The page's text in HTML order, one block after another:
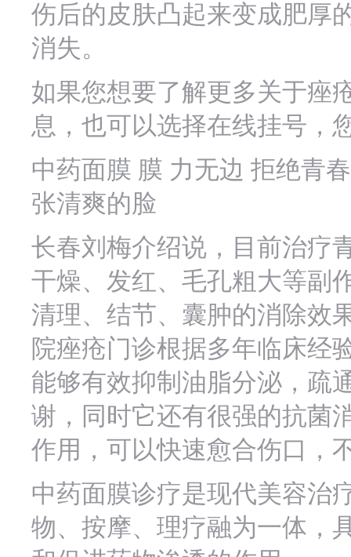
伤后的皮肤凸起来变成肥厚
消失。
如果您想要了解更多关于痤
息，也可以选择在线挂号，
中药面膜 膜 力无边 拒绝青
张清爽的脸
长春刘梅介绍说，目前治疗
干燥、发红、毛孔粗大等副
清理、结节、囊肿的消除效
院痤疮门诊根据多年临床经
能够有效抑制油脂分泌，疏
谢，同时它还有很强的抗菌
作用，可以快速愈合伤口，
中药面膜诊疗是现代美容治
物、按摩、理疗融为一体，